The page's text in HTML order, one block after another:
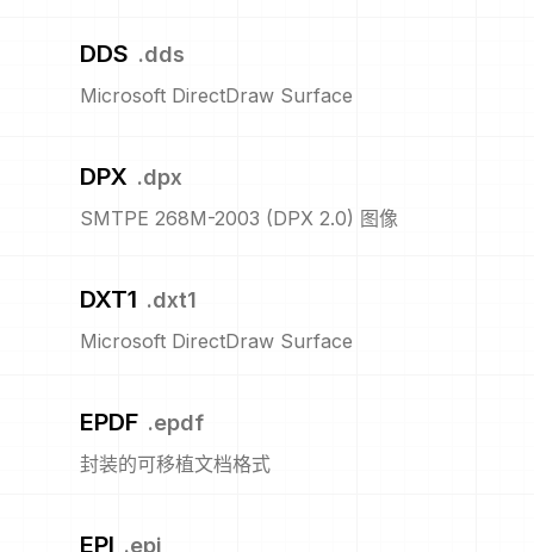
DDS .dds
Microsoft DirectDraw Surface
DPX .dpx
SMTPE 268M-2003 (DPX 2.0) 图像
DXT1 .dxt1
Microsoft DirectDraw Surface
EPDF .epdf
封装的可移植文档格式
EPI .epi